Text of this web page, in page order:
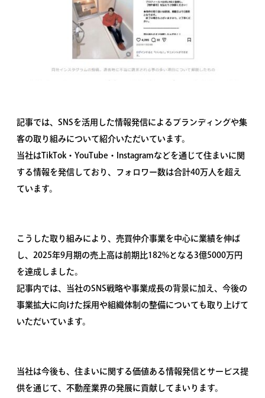
記事では、SNSを活用した情報発信によるブランディングや集
客の取り組みについて紹介いただいています。
当社はTikTok・YouTube・Instagramなどを通じて住まいに関
する情報を発信しており、フォロワー数は合計40万人を超え
ています。
こうした取り組みにより、売買仲介事業を中心に業績を伸ば
し、2025年9月期の売上高は前期比182%となる3億5000万円
を達成しました。
記事内では、当社のSNS戦略や事業成長の背景に加え、今後の
事業拡大に向けた採用や組織体制の整備についても取り上げて
いただいています。
当社は今後も、住まいに関する価値ある情報発信とサービス提
供を通じて、不動産業界の発展に貢献してまいります。